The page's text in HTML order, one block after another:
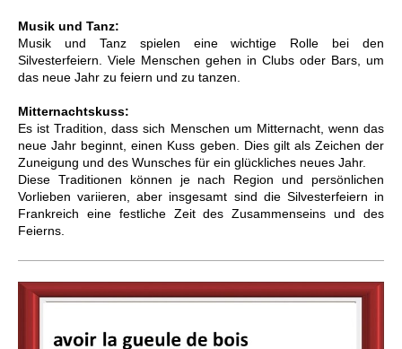
Musik und Tanz:
Musik und Tanz spielen eine wichtige Rolle bei den
Silvesterfeiern. Viele Menschen gehen in Clubs oder Bars, um
das neue Jahr zu feiern und zu tanzen.
Mitternachtskuss:
Es ist Tradition, dass sich Menschen um Mitternacht, wenn das
neue Jahr beginnt, einen Kuss geben. Dies gilt als Zeichen der
Zuneigung und des Wunsches für ein glückliches neues Jahr.
Diese Traditionen können je nach Region und persönlichen
Vorlieben variieren, aber insgesamt sind die Silvesterfeiern in
Frankreich eine festliche Zeit des Zusammenseins und des
Feierns.